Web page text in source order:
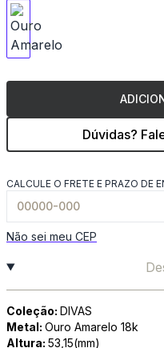
Dúvidas?
CALCULE O FRETE E PRAZO DE
Não sei meu CEP
Coleção: DIVAS
Metal: Ouro Amarelo 18k
Altura: 53,15(mm)